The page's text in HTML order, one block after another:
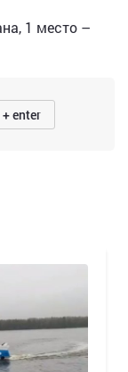
1 место –
enter